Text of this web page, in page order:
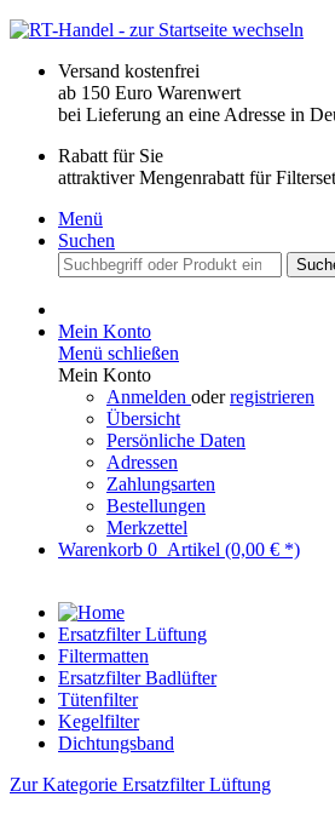
Versand kostenfrei
ab 150 Euro Warenwert
bei Lieferung an eine Adresse in
Rabatt für Sie
attraktiver Mengenrabatt für
Menü
Suchen
Mein Konto
Menü schließen
Mein Konto
Anmelden oderregistrieren
Übersicht
Persönliche Daten
Adressen
Zahlungsarten
Bestellungen
Merkzettel
Warenkorb 0 Artikel (0,00 € *)
Ersatzfilter Lüftung
Filtermatten
Ersatzfilter Badlüfter
Tütenfilter
Kegelfilter
Dichtungsband
Zur Kategorie Ersatzfilter Lüftung